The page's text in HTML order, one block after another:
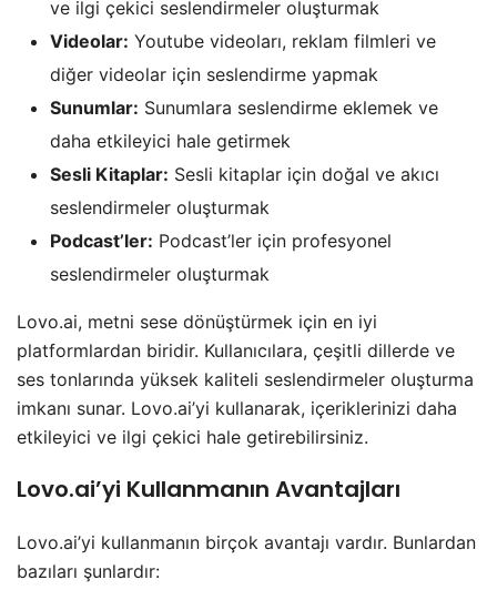
ve ilgi çekici seslendirmeler oluşturmak
Videolar: Youtube videoları, reklam filmleri ve
diğer videolar için seslendirme yapmak
Sunumlar: Sunumlara seslendirme eklemek ve
daha etkileyici hale getirmek
Sesli Kitaplar: Sesli kitaplar için doğal ve akıcı
seslendirmeler oluşturmak
Podcast’ler: Podcast’ler için profesyonel
seslendirmeler oluşturmak
Lovo.ai, metni sese dönüştürmek için en iyi
platformlardan biridir. Kullanıcılara, çeşitli dillerde ve
ses tonlarında yüksek kaliteli seslendirmeler oluşturma
imkanı sunar. Lovo.ai’yi kullanarak, içeriklerinizi daha
etkileyici ve ilgi çekici hale getirebilirsiniz.
Lovo.ai’yi Kullanmanın Avantajları
Lovo.ai’yi kullanmanın birçok avantajı vardır. Bunlardan
bazıları şunlardır: